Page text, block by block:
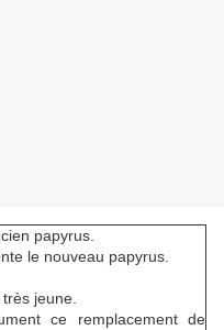
papyrus.
le nouveau papyrus.
jeune.
ce remplacement de